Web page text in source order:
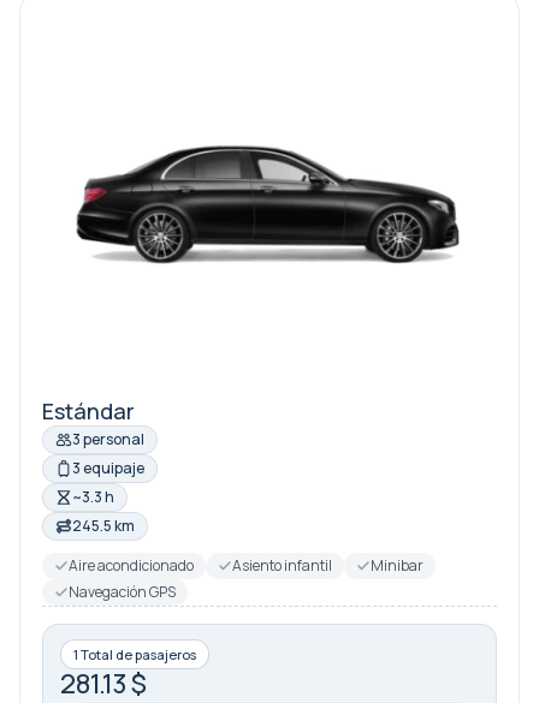
Estándar
3 personal
3 equipaje
~3.3 h
245.5 km
Aire acondicionado
Asiento infantil
Minibar
Navegación GPS
1 Total de pasajeros
281.13 $